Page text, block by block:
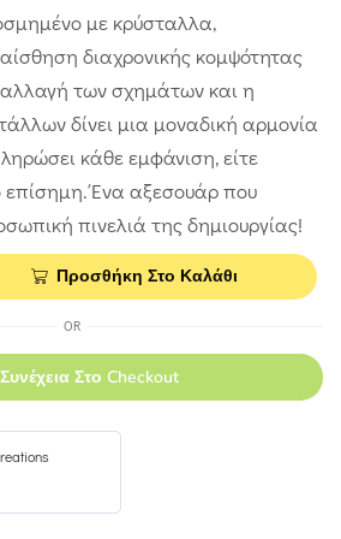
με κρύσταλλα,
διαχρονικής κομψότητας
των σχημάτων και η
δίνει μια μοναδική αρμονία
κάθε εμφάνιση, είτε
επίσημη. Ένα αξεσουάρ που
πινελιά της δημιουργίας!
Προσθήκη Στο Καλάθι
OR
Συνέχεια Στο Checkout